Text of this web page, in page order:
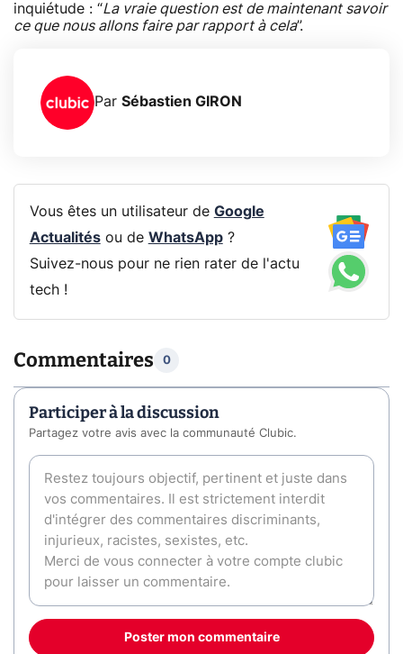
inquiétude : “La vraie question est de maintenant savoir
ce que nous allons faire par rapport à cela”.
Par Sébastien GIRON
Vous êtes un utilisateur de Google
Actualitésou de WhatsApp?
Suivez-nous pour ne rien rater de l'actu
tech !
Commentaires 0
Participer à la discussion
Partagez votre avis avec la communauté Clubic.
Poster mon commentaire